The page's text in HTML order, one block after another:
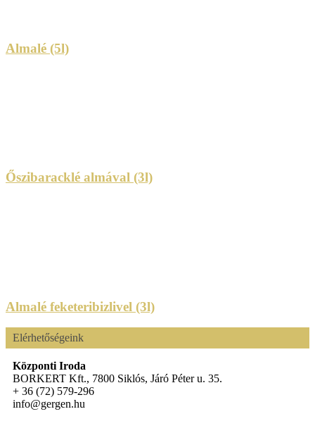
Almalé (5l)
Őszibaracklé almával (3l)
Almalé feketeribizlivel (3l)
Elérhetőségeink
Központi Iroda
BORKERT Kft., 7800 Siklós, Járó Péter u. 35.
+ 36 (72) 579-296
info@gergen.hu